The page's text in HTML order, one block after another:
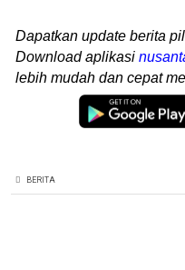
Dapatkan update berita
Download aplikasi
lebih mudah dan cepat
BERITA